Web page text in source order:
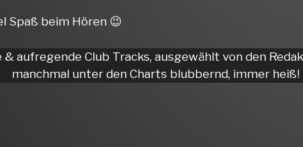
Spaß beim Hören 😉
aufregende Club Tracks, ausgewählt von den
manchmal unter den Charts blubbernd, immer heiß!